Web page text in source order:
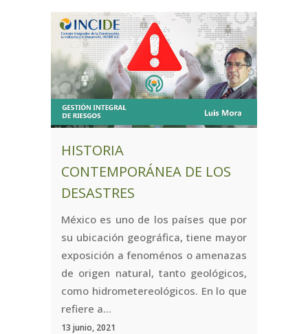
HISTORIA
CONTEMPORÁNEA DE LOS
DESASTRES
México es uno de los países que por
su ubicación geográfica, tiene mayor
exposición a fenoménos o amenazas
de origen natural, tanto geológicos,
como hidrometereológicos. En lo que
refiere a...
13 junio, 2021